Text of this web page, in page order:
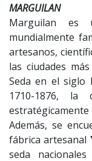
MARGUILAN
Marguilan es
mundialmente
artesanos,
las ciudades
Seda en el siglo
1710-1876, la
Además, se
fábrica artesanal
seda